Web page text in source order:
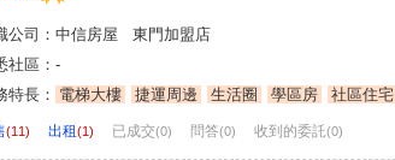
公司：中信房屋 東門加盟店
社區：-
特長： 電梯大樓 捷運周邊 生活圈 學區房 社區住宅
(11) 出租(1) 已成交(0) 問答(0) 收到的委託(0)